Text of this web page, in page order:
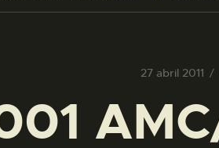
27 abril 2011
█
COLECCIONES